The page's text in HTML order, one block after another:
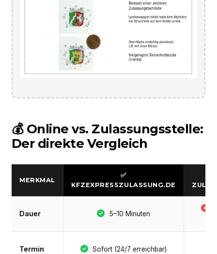
💰 Online vs. Zulassungsstelle:
Der direkte Vergleich
MERKMAL
✅
KFZEXPRESSZULASSUNG.DE
Dauer 5–10 Minuten
Termin Sofort (24/7 erreichbar)